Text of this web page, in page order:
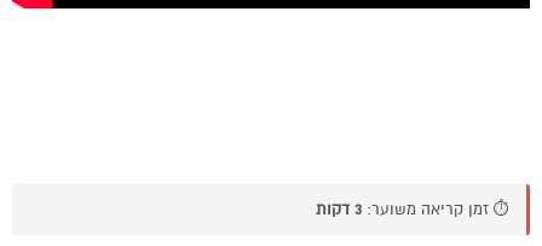
⏱️ זמן קריאה משוער: 3 דקות